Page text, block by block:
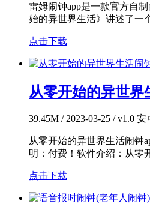
雷姆闹钟app是一款官方自
始的异世界生活》讲述了一
点击下载
从零开始的异世界
39.45M / 2023-03-25 / v1.0
从零开始的异世界生活闹钟
明：付费！软件介绍：从零
点击下载